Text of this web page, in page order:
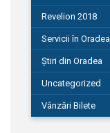
Revelion 2018
Servicii în Oradea
Știri din Oradea
Uncategorized
Vânzări Bilete